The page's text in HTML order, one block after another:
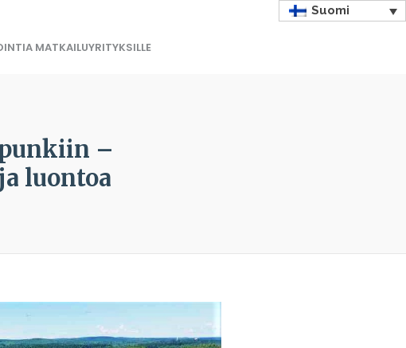
MATKAILUYRITYKSILLE
Suomi
–
luontoa